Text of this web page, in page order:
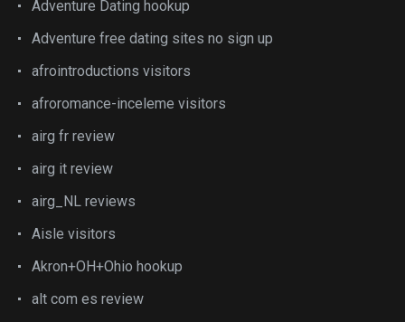
Adventure Dating hookup
Adventure free dating sites no sign up
afrointroductions visitors
afroromance-inceleme visitors
airg fr review
airg it review
airg_NL reviews
Aisle visitors
Akron+OH+Ohio hookup
alt com es review